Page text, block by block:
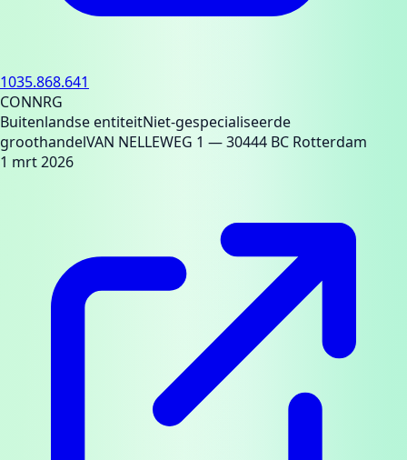
1035.868.641
CONNRG
Buitenlandse entiteitNiet-gespecialiseerde
groothandelVAN NELLEWEG 1 — 30444 BC Rotterdam
1 mrt 2026